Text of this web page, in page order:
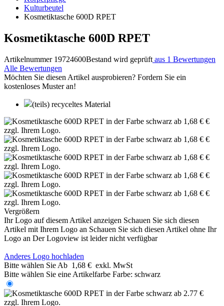
Kulturbeutel
Kosmetiktasche 600D RPET
Kosmetiktasche 600D RPET
Artikelnummer 19724600Bestand wird geprüft aus 1 Bewertungen
Alle Bewertungen
Möchten Sie diesen Artikel ausprobieren? Fordern Sie ein
kostenloses Muster an!
(teils) recyceltes Material
Vergrößern
Ihr Logo auf diesem Artikel anzeigen Schauen Sie sich diesen
Artikel mit Ihrem Logo an Schauen Sie sich diesen Artikel ohne Ihr
Logo an Der Logoview ist leider nicht verfügbar
Anderes Logo hochladen
Bitte wählen Sie Ab 1,68 € exkl. MwSt
Bitte wählen Sie eine Artikelfarbe Farbe: schwarz